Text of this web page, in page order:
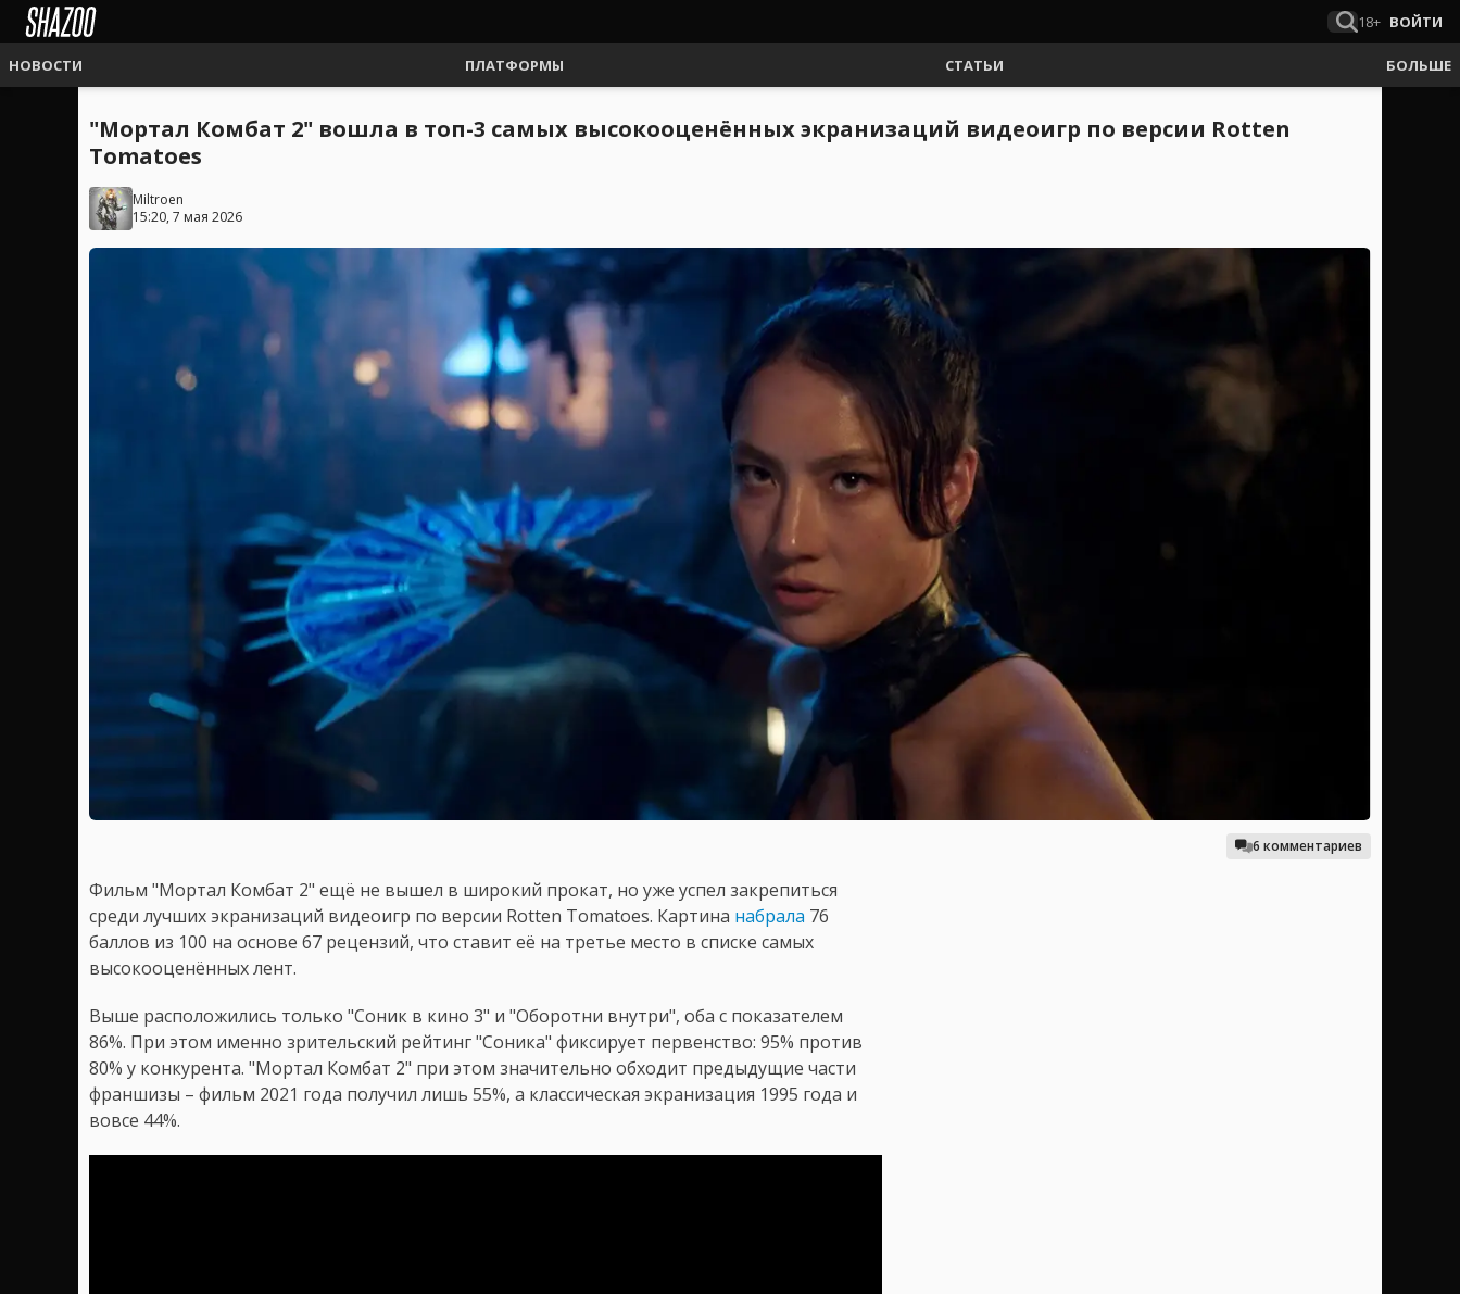
18+ ВОЙТИ
НОВОСТИ ПЛАТФОРМЫ СТАТЬИ БОЛЬШЕ
"Мортал Комбат 2" вошла в топ-3 самых высокооценённых экранизаций видеоигр по версии Rotten
Tomatoes
Miltroen
15:20, 7 мая 2026
6 комментариев
Фильм "Мортал Комбат 2" ещё не вышел в широкий прокат, но уже успел закрепиться
среди лучших экранизаций видеоигр по версии Rotten Tomatoes. Картина набрала 76
баллов из 100 на основе 67 рецензий, что ставит её на третье место в списке самых
высокооценённых лент.
Выше расположились только "Соник в кино 3" и "Оборотни внутри", оба с показателем
86%. При этом именно зрительский рейтинг "Соника" фиксирует первенство: 95% против
80% у конкурента. "Мортал Комбат 2" при этом значительно обходит предыдущие части
франшизы – фильм 2021 года получил лишь 55%, а классическая экранизация 1995 года и
вовсе 44%.